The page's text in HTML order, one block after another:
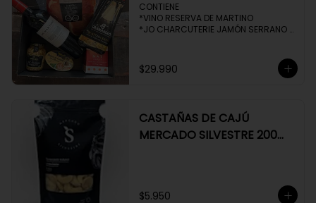
CONTIENE
*VINO RESERVA DE MARTINO
*JO CHARCUTERIE JAMÓN SERRANO
*HENAFF MOUSSE DE CANARD
*NAT CRACKERS PEQUEÑAS
$29.990
CASTAÑAS DE CAJÚ
MERCADO SILVESTRE 200
$5.950